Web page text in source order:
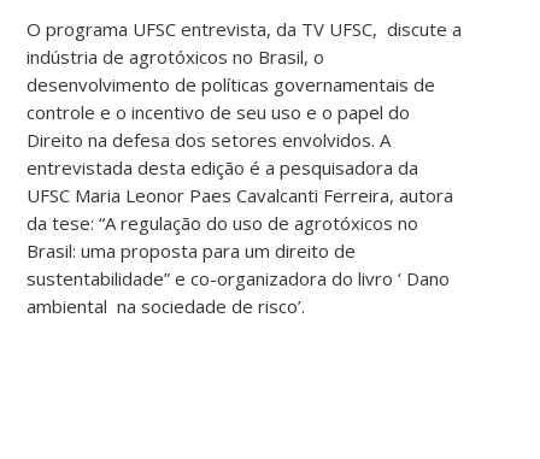
O programa UFSC entrevista, da TV UFSC, discute a
indústria de agrotóxicos no Brasil, o
desenvolvimento de políticas governamentais de
controle e o incentivo de seu uso e o papel do
Direito na defesa dos setores envolvidos. A
entrevistada desta edição é a pesquisadora da
UFSC Maria Leonor Paes Cavalcanti Ferreira, autora
da tese: “A regulação do uso de agrotóxicos no
Brasil: uma proposta para um direito de
sustentabilidade” e co-organizadora do livro ‘ Dano
ambiental na sociedade de risco’.